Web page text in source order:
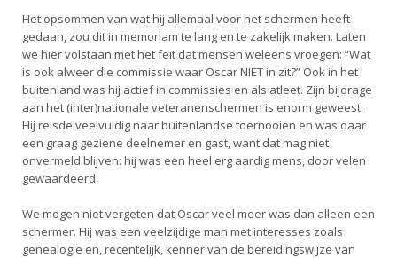
Verenigingsondersteuning
Witte Vlekkenplan
Oprichting Vereniging
Overschrijven leden
Nieuws
Aanvragen van scheidsrechters
Scheidsrechterslijst
Import inschrijvingen uit Nahouw
Verwerk wedstrijduitslagen
NK organiseren
Promotie en logo
Archief
Infotheek
Bibliotheek
ALV
Touché
Het opsommen van wat hij allemaal voor het schermen heeft
gedaan, zou dit in memoriam te lang en te zakelijk maken. Laten
we hier volstaan met het feit dat mensen weleens vroegen: “Wat
is ook alweer die commissie waar Oscar NIET in zit?” Ook in het
buitenland was hij actief in commissies en als atleet. Zijn bijdrage
aan het (inter)nationale veteranenschermen is enorm geweest.
Hij reisde veelvuldig naar buitenlandse toernooien en was daar
een graag geziene deelnemer en gast, want dat mag niet
onvermeld blijven: hij was een heel erg aardig mens, door velen
gewaardeerd.
We mogen niet vergeten dat Oscar veel meer was dan alleen een
schermer. Hij was een veelzijdige man met interesses zoals
genealogie en, recentelijk, kenner van de bereidingswijze van